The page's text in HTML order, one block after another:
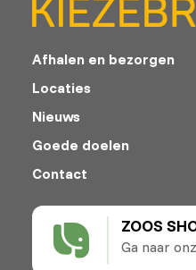
ZOOS
Ga naar
Afhalen en bezorgen
Locaties
Nieuws
Goede doelen
Contact